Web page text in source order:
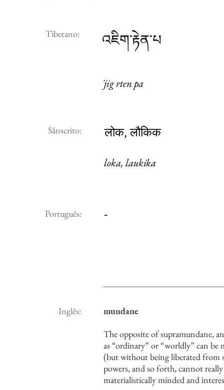
Tibetano: འཇིག་རྟེན་པ
'jig rten pa
Sânscrito: लोक, लौकिक
loka, laukika
Português: -
Inglês:
mundane
The opposite of supramundane,
as “ordinary” or “worldly” can be
(but without being liberated from
powers, and so forth, cannot
materialistically minded and